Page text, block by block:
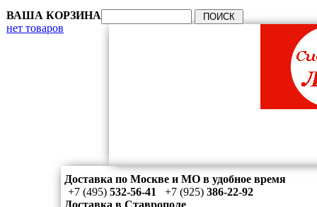
ВАША КОРЗИНА
нет товаров
Доставка по Москве и МО в удобное время
+7 (495) 532-56-41 +7 (925) 386-22-92
Доставка в Ставрополе